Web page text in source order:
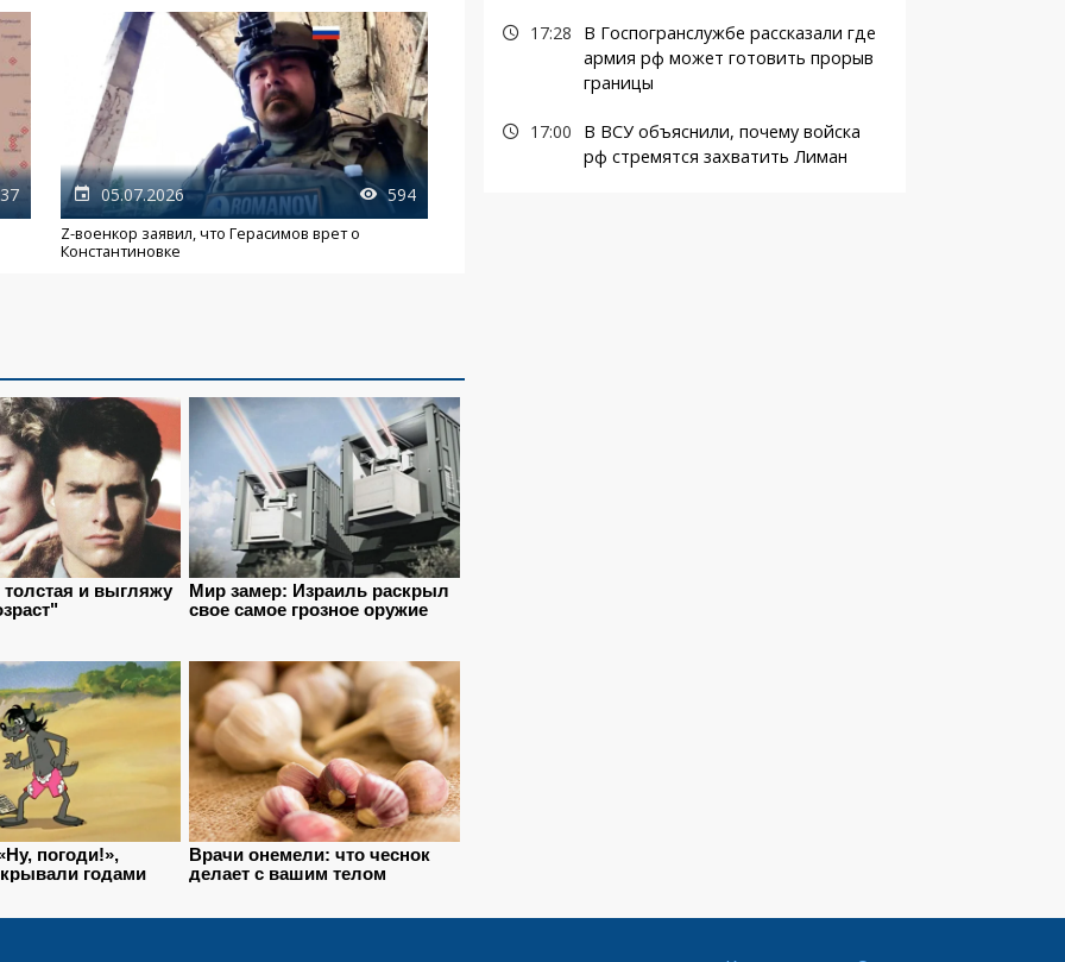
05.07.2026 594
Z-военкор заявил, что Герасимов врет о
Константиновке
17:28
В Госпогранслужбе рассказали где
армия рф может готовить прорыв
границы
17:00
В ВСУ объяснили, почему войска
рф стремятся захватить Лиман